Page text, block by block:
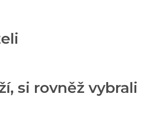
si rovněž vybrali